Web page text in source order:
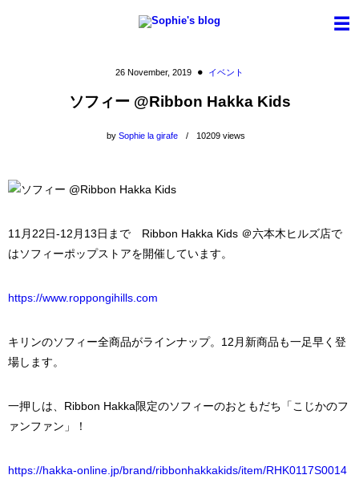
26 November, 2019 イベント
ソフィー @Ribbon Hakka Kids
by Sophie la girafe 10209views
11月22日-12月13日まで Ribbon Hakka Kids ＠六本木ヒルズ店で
はソフィーポップストアを開催しています。
https://www.roppongihills.com
キリンのソフィー全商品がラインナップ。12月新商品も一足早く登
場します。
一押しは、Ribbon Hakka限定のソフィーのおともだち「こじかのフ
ァンファン」！
https://hakka-online.jp/brand/ribbonhakkakids/item/RHK0117S0014